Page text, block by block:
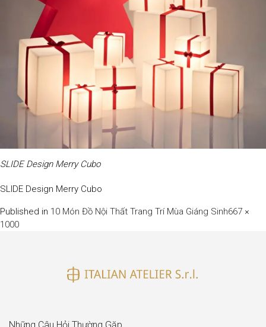
SLIDE Design Merry Cubo
SLIDE Design Merry Cubo
Published in 10 Món Đồ Nội Thất Trang Trí Mùa Giáng SinhFull
667 ×
1000